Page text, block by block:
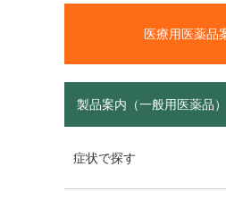
医療用医薬品
製品案内（一般用医薬品）
症状で探す